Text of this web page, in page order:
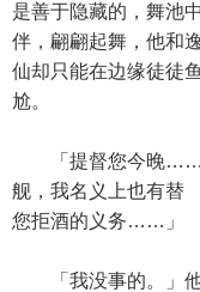
是善于隐藏的，舞池
伴，翩翩起舞，他和
仙却只能在边缘徒徒
尬。
「提督您今晚……
舰，我名义上也有替
您拒酒的义务……」
「我没事的。」他